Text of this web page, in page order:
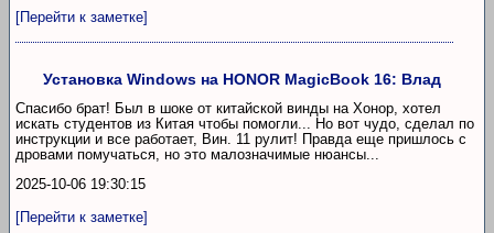
[Перейти к заметке]
Установка Windows на HONOR MagicBook 16: Влад
Спасибо брат! Был в шоке от китайской винды на Хонор, хотел
искать студентов из Китая чтобы помогли... Но вот чудо, сделал по
инструкции и все работает, Вин. 11 рулит! Правда еще пришлось с
дровами помучаться, но это малозначимые нюансы...
2025-10-06 19:30:15
[Перейти к заметке]